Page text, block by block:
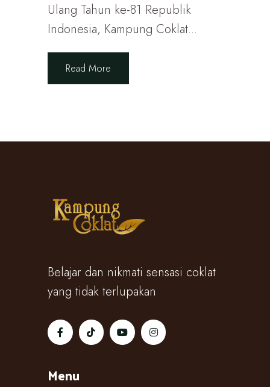
Ulang Tahun ke-81 Republik
Indonesia, Kampung Coklat...
Read More
Belajar dan nikmati sensasi coklat
yang tidak terlupakan
Menu